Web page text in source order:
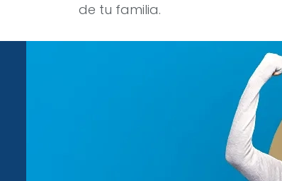
de tu familia.